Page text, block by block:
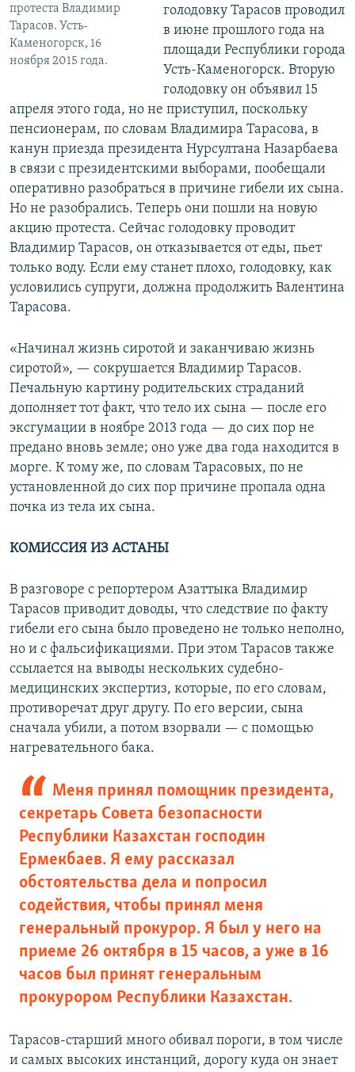
протеста Владимир
Тарасов. Усть-
Каменогорск, 16
ноября 2015 года.
голодовку Тарасов проводил
в июне прошлого года на
площади Республики города
Усть-Каменогорск. Вторую
голодовку он объявил 15
апреля этого года, но не приступил, поскольку
пенсионерам, по словам Владимира Тарасова, в
канун приезда президента Нурсултана Назарбаева
в связи с президентскими выборами, пообещали
оперативно разобраться в причине гибели их сына.
Но не разобрались. Теперь они пошли на новую
акцию протеста. Сейчас голодовку проводит
Владимир Тарасов, он отказывается от еды, пьет
только воду. Если ему станет плохо, голодовку, как
условились супруги, должна продолжить Валентина
Тарасова.
«Начинал жизнь сиротой и заканчиваю жизнь
сиротой», — сокрушается Владимир Тарасов.
Печальную картину родительских страданий
дополняет тот факт, что тело их сына — после его
эксгумации в ноябре 2013 года — до сих пор не
предано вновь земле; оно уже два года находится в
морге. К тому же, по словам Тарасовых, по не
установленной до сих пор причине пропала одна
почка из тела их сына.
КОМИССИЯ ИЗ АСТАНЫ
В разговоре с репортером Азаттыка Владимир
Тарасов приводит доводы, что следствие по факту
гибели его сына было проведено не только неполно,
но и с фальсификациями. При этом Тарасов также
ссылается на выводы нескольких судебно-
медицинских экспертиз, которые, по его словам,
противоречат друг другу. По его версии, сына
сначала убили, а потом взорвали — с помощью
нагревательного бака.
Меня принял помощник президента,
секретарь Совета безопасности
Республики Казахстан господин
Ермекбаев. Я ему рассказал
обстоятельства дела и попросил
содействия, чтобы принял меня
генеральный прокурор. Я был у него на
приеме 26 октября в 15 часов, а уже в 16
часов был принят генеральным
прокурором Республики Казахстан.
Тарасов-старший много обивал пороги, в том числе
и самых высоких инстанций, дорогу куда он знает